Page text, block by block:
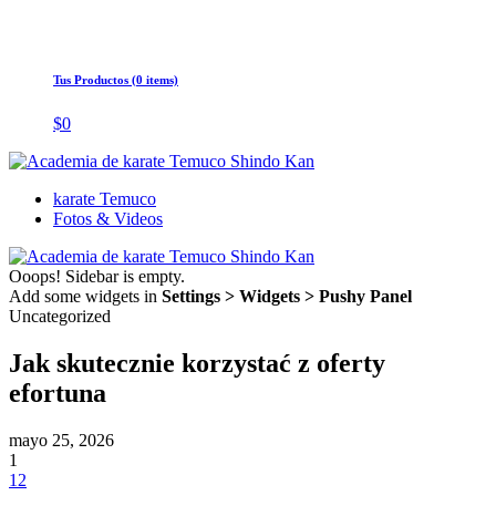
Tus Productos (0 items)
$0
karate Temuco
Fotos & Videos
Ooops! Sidebar is empty.
Add some widgets in Settings > Widgets > Pushy Panel
Uncategorized
Jak skutecznie korzystać z oferty
efortuna
mayo 25, 2026
1
12